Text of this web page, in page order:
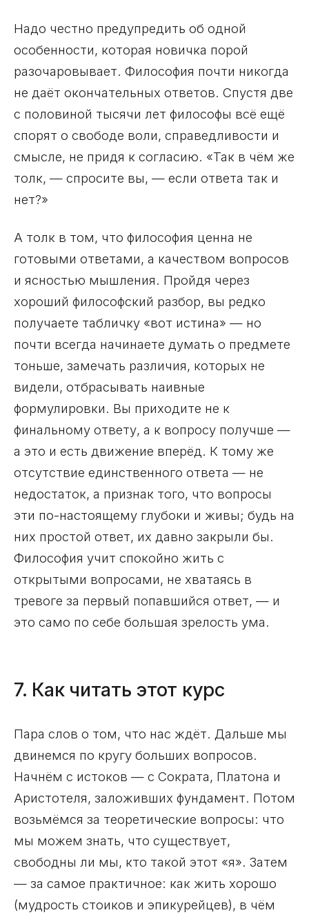
Надо честно предупредить об одной
особенности, которая новичка порой
разочаровывает. Философия почти никогда
не даёт окончательных ответов. Спустя две
с половиной тысячи лет философы всё ещё
спорят о свободе воли, справедливости и
смысле, не придя к согласию. «Так в чём же
толк, — спросите вы, — если ответа так и
нет?»
А толк в том, что философия ценна не
готовыми ответами, а качеством вопросов
и ясностью мышления. Пройдя через
хороший философский разбор, вы редко
получаете табличку «вот истина» — но
почти всегда начинаете думать о предмете
тоньше, замечать различия, которых не
видели, отбрасывать наивные
формулировки. Вы приходите не к
финальному ответу, а к вопросу получше —
а это и есть движение вперёд. К тому же
отсутствие единственного ответа — не
недостаток, а признак того, что вопросы
эти по-настоящему глубоки и живы; будь на
них простой ответ, их давно закрыли бы.
Философия учит спокойно жить с
открытыми вопросами, не хватаясь в
тревоге за первый попавшийся ответ, — и
это само по себе большая зрелость ума.
7. Как читать этот курс
Пара слов о том, что нас ждёт. Дальше мы
двинемся по кругу больших вопросов.
Начнём с истоков — с Сократа, Платона и
Аристотеля, заложивших фундамент. Потом
возьмёмся за теоретические вопросы: что
мы можем знать, что существует,
свободны ли мы, кто такой этот «я». Затем
— за самое практичное: как жить хорошо
(мудрость стоиков и эпикурейцев), в чём